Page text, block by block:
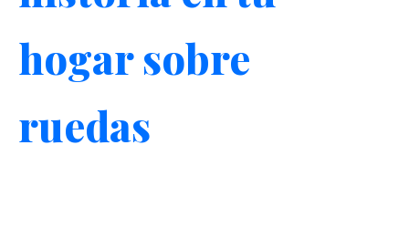
hogar sobre
ruedas